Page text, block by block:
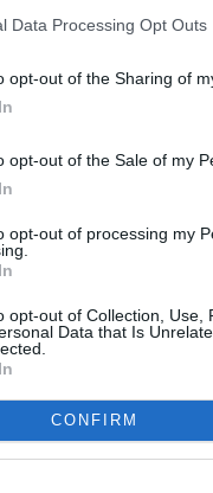
Data Processing Opt Outs
opt-out of the Sharing of
opt-out of the Sale of my
opt-out of processing my
opt-out of Collection, Use,
Data that Is
CONFIRM
τα
ενισχύσει τη
τα μοναδικά